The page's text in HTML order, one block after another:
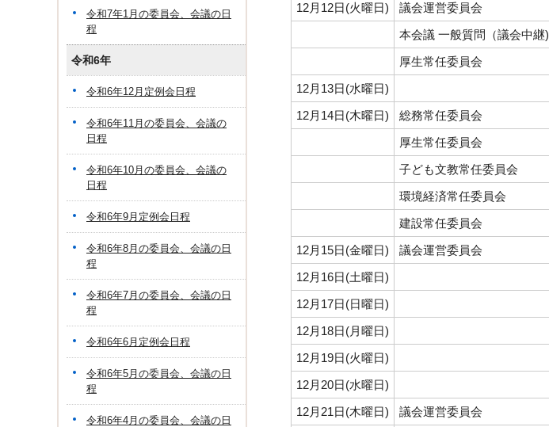
12月12日(火曜日)
議会運営委員会
本会議 一般質問（議会中継)
厚生常任委員会
12月13日(水曜日)
12月14日(木曜日)
総務常任委員会
厚生常任委員会
子ども文教常任委員会
環境経済常任委員会
建設常任委員会
12月15日(金曜日)
議会運営委員会
12月16日(土曜日)
12月17日(日曜日)
12月18日(月曜日)
12月19日(火曜日)
12月20日(水曜日)
12月21日(木曜日)
議会運営委員会
令和7年1月の委員会、会議の日
程
令和6年
令和6年12月定例会日程
令和6年11月の委員会、会議の
日程
令和6年10月の委員会、会議の
日程
令和6年9月定例会日程
令和6年8月の委員会、会議の日
程
令和6年7月の委員会、会議の日
程
令和6年6月定例会日程
令和6年5月の委員会、会議の日
程
令和6年4月の委員会、会議の日